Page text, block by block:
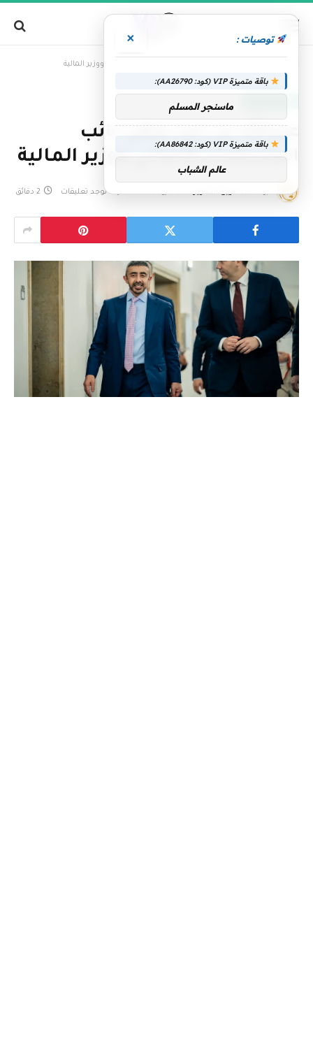
عبدالله بن زايد يلتقي نائب المستشار الألماني ووزير المالية
عبدالله بن زايد يلتقي نائب
المستشار الألماني ووزير المالية
بواسطة فريق التحرير 21 مايو، 2026 لا توجد تعليقات 2 دقائق
توصيات : ×
باقة متميزة VIP (كود: AA26790):
ماسنجر المسلم
باقة متميزة VIP (كود: AA86842):
عالم الشباب